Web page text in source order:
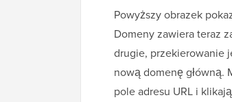
Powyższy obrazek
Domeny zawiera teraz
drugie, przekierowanie
nową domenę główną.
pole adresu URL i